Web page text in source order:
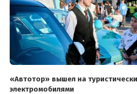
«Автотор» вышел на
электромобилями